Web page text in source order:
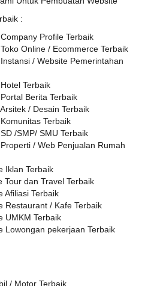
:
Profile Terbaik
Online / Ecommerce Terbaik
/ Website Pemerintahan
Terbaik
Berita Terbaik
/ Desain Terbaik
Terbaik
/SMP/ SMU Terbaik
/ Web Penjualan Rumah
Iklan Terbaik
Tour dan Travel Terbaik
Afiliasi Terbaik
Restaurant / Kafe Terbaik
UMKM Terbaik
Lowongan pekerjaan Terbaik
/ Motor Terbaik